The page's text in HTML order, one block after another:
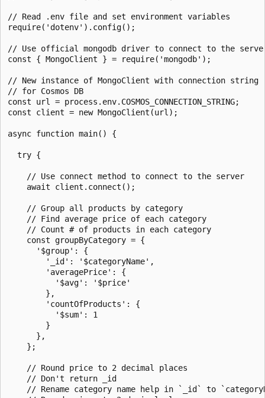
// Read .env file and set environment variables
require('dotenv').config();
// Use official mongodb driver to connect to the
const { MongoClient } = require('mongodb');
// New instance of MongoClient with connection string
// for Cosmos DB
const url = process.env.COSMOS_CONNECTION_STRING;
const client = new MongoClient(url);
async function main() {
  try {
    // Use connect method to connect to the server
    await client.connect();
    // Group all products by category
    // Find average price of each category
    // Count # of products in each category
    const groupByCategory = {
      '$group': {
        '_id': '$categoryName',
        'averagePrice': {
          '$avg': '$price'
        },
        'countOfProducts': {
          '$sum': 1
        }
      },
    };
    // Round price to 2 decimal places
    // Don't return _id
// Rename category name help in `_id` to